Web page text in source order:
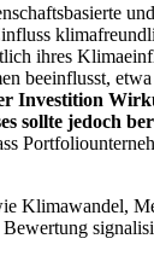
ihres
beeinflusst,
Investition
sollte jedoch
Klimawandel,